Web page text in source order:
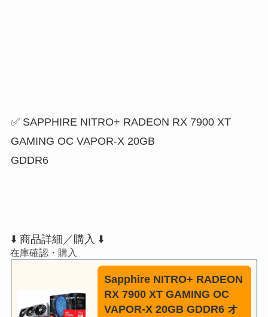
✅ SAPPHIRE NITRO+ RADEON RX 7900 XT
GAMING OC VAPOR-X 20GB
GDDR6
⬇️ 商品詳細／購入 ⬇️
Sapphire NITRO+ RADEON
RX 7900 XT GAMING OC
VAPOR-X 20GB GDDR6 オ